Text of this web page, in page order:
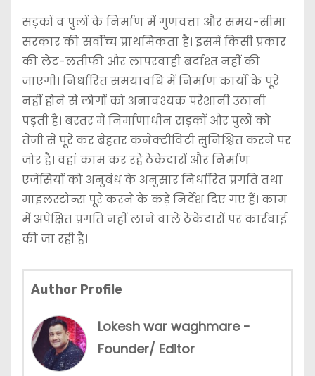
सड़कों व पुलों के निर्माण में गुणवत्ता और समय-सीमा
सरकार की सर्वोच्च प्राथमिकता है। इसमें किसी प्रकार
की लेट-लतीफी और लापरवाही बर्दाश्त नहीं की
जाएगी। निर्धारित समयावधि में निर्माण कार्यों के पूरे
नहीं होने से लोगों को अनावश्यक परेशानी उठानी
पड़ती है। बस्तर में निर्माणाधीन सड़कों और पुलों को
तेजी से पूरे कर बेहतर कनेक्टीविटी सुनिश्चित करने पर
जोर है। वहां काम कर रहे ठेकेदारों और निर्माण
एजेंसियों को अनुबंध के अनुसार निर्धारित प्रगति तथा
माइलस्टोन्स पूरे करने के कड़े निर्देश दिए गए हैं। काम
में अपेक्षित प्रगति नहीं लाने वाले ठेकेदारों पर कार्रवाई
की जा रही है।
Author Profile
Lokesh war waghmare -
Founder/ Editor